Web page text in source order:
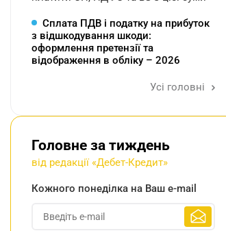
Сплата ПДВ і податку на прибуток
з відшкодування шкоди:
оформлення претензії та
відображення в обліку – 2026
Усі головні
Головне за тиждень
від редакції «Дебет-Кредит»
Кожного понеділка на Ваш e-mail